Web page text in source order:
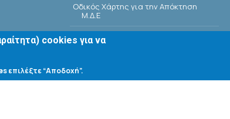
Οδικός Χάρτης για την Απόκτηση
Μ.Δ.Ε
Οδικός Χάρτης για την Απόκτηση Δ.Δ.
Αίθουσες Σεμιναρίων - Πρόγραμμα
cookies για να
επιλέξτε “Αποδοχή”.